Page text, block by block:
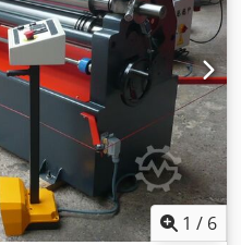
1 / 6